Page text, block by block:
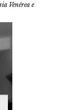
Venérea e